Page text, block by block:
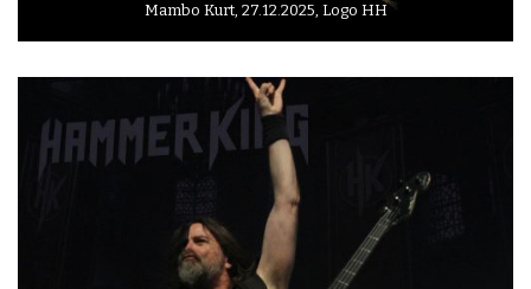
Mambo Kurt, 27.12.2025, Logo HH